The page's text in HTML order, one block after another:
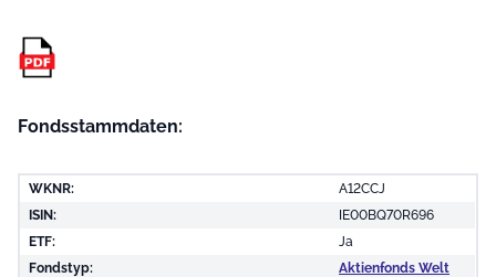
Fondsstammdaten:
WKNR:
A12CCJ
ISIN:
IE00BQ70R696
ETF:
Ja
Fondstyp:
Aktienfonds Welt